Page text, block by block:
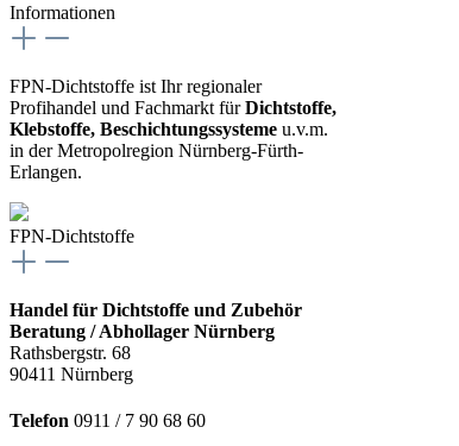
Informationen
FPN-Dichtstoffe ist Ihr regionaler
Profihandel und Fachmarkt fürDichtstoffe,
Klebstoffe, Beschichtungssysteme u.v.m.
in der Metropolregion Nürnberg-Fürth-
Erlangen.
FPN-Dichtstoffe
Handel für Dichtstoffe und Zubehör
Beratung / Abhollager Nürnberg
Rathsbergstr. 68
90411 Nürnberg
Telefon 0911 / 7 90 68 60